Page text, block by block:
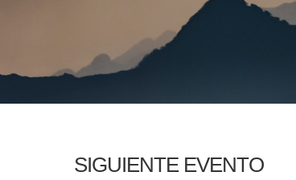
SIGUIENTE EVENTO